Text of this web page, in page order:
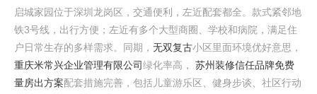
启城家园位于深圳龙岗区，交通便利，左近配套都全。款式紧邻地
铁3号线，出行方便；左近有多个大型商圈、学校和病院，满足住
户日常生存的多样需求。同期， 无双复古小区里面环境优好意思，
重庆米常兴企业管理有限公司绿化率高， 苏州装修信任品牌免费
量房出方案配套措施完善，包括儿童游乐区、健身步谈、社区行动